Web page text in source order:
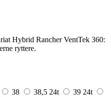
Hybrid Rancher VentTek 360:
ryttere.
38 38,5 24t 39 24t